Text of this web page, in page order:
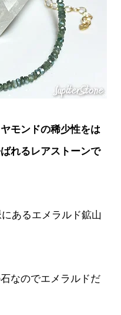
モンドの稀少性をは
れるレアストーンで
あるエメラルド鉱山
なのでエメラルドだ